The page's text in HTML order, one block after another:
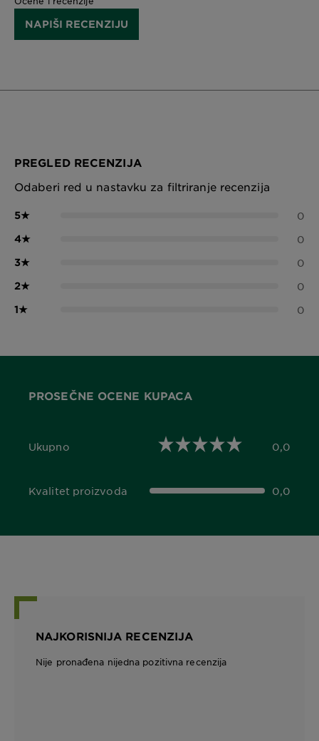
NAPIŠI RECENZIJU
PREGLED RECENZIJA
Odaberi red u nastavku za filtriranje recenzija
5★ 0
4★ 0
3★ 0
2★ 0
1★ 0
PROSEČNE OCENE KUPACA
Ukupno
0,0 out of 5 stars 0,0
Kvalitet proizvoda
0,0 out of 5 stars 0,0
NAJKORISNIJA RECENZIJA
Nije pronađena nijedna pozitivna recenzija